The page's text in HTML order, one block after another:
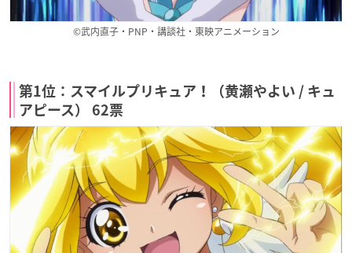
©武内直子・PNP・講談社・東映アニメーション
第1位：スマイルプリキュア！（黄瀬やよい / キュ
アピース） 62票